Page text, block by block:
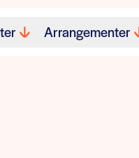
Arrangementer